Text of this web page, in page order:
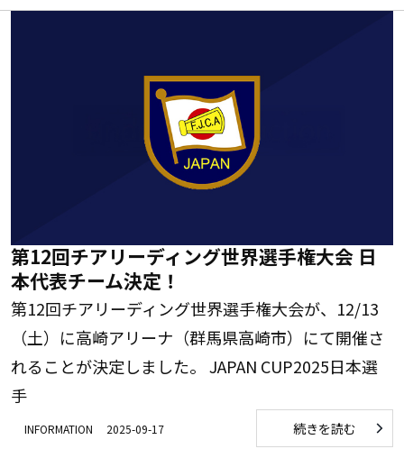
第12回チアリーディング世界選手権大会 日
本代表チーム決定！
第12回チアリーディング世界選手権大会が、12/13
（土）に高崎アリーナ（群馬県高崎市）にて開催さ
れることが決定しました。 JAPAN CUP2025日本選
手
INFORMATION 2025-09-17 続きを読む